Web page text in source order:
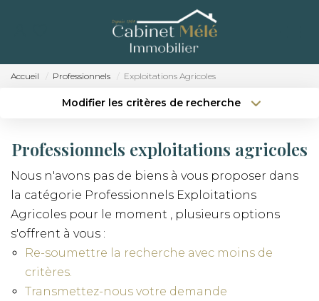
ACCUEIL
ACHETER
ESTIMER
RECRUTEMENT
CONTACT
Accueil Professionnels Exploitations Agricoles
Modifier les critères de recherche
Plus de critères Créer une alerte
Professionnels exploitations agricoles
Nous n'avons pas de biens à vous proposer dans
la catégorie Professionnels Exploitations
Agricoles pour le moment , plusieurs options
s'offrent à vous :
Re-soumettre la recherche avec moins de
critères.
Transmettez-nous votre demande